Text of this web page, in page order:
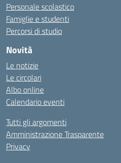
Personale scolastico
Famiglie e studenti
Percorsi di studio
Novità
Le notizie
Le circolari
Albo online
Calendario eventi
Tutti gli argomenti
Amministrazione Trasparente
Privacy